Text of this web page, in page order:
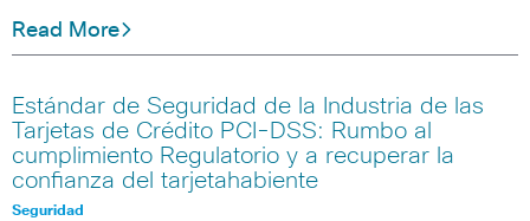
Read More
Estándar de Seguridad de la Industria de las
Tarjetas de Crédito PCI-DSS: Rumbo al
cumplimiento Regulatorio y a recuperar la
confianza del tarjetahabiente
Seguridad